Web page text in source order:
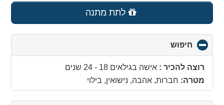
לתת מתנה
חיפוש
to
collapseרוצה להכיר :אישה בגילאים 18 - 24 שנים
מטרה: חברות, אהבה, נישואין, בילוי